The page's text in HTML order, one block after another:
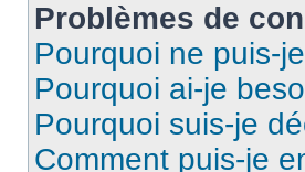
Problèmes de
Pourquoi ne puis-
Pourquoi ai-je
Pourquoi suis-je
Comment puis-je